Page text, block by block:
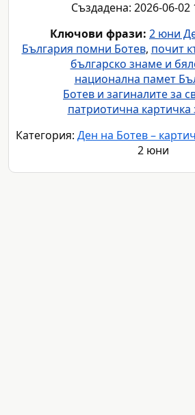
Създадена: 2026-06-02
Ключови фрази: 2 юни
България помни Ботев, почит
българско знаме и
национална памет
Ботев и загиналите за
патриотична картичка
Категория: Ден на Ботев –
2 юни